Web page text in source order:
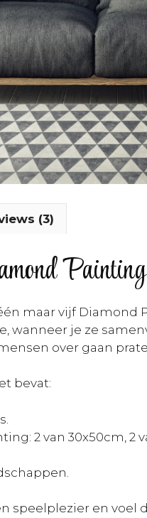
(3)
maar vijf Diamond
wanneer je ze
over gaan
bevat:
2 van 30x50cm, 2
speelplezier en voel